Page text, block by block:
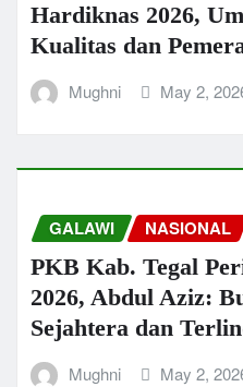
Hardiknas 2026,
Kualitas dan
Mughni May 2,
GALAWI NASIONAL
PKB Kab. Tegal
2026, Abdul Aziz:
Sejahtera dan
Mughni May 2,